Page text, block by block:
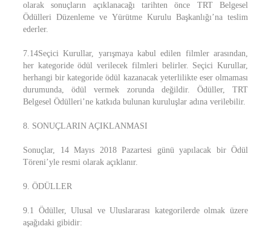
olarak sonuçların açıklanacağı tarihten önce TRT Belgesel
Ödülleri Düzenleme ve Yürütme Kurulu Başkanlığı’na teslim
ederler.
7.14Seçici Kurullar, yarışmaya kabul edilen filmler arasından,
her kategoride ödül verilecek filmleri belirler. Seçici Kurullar,
herhangi bir kategoride ödül kazanacak yeterlilikte eser olmaması
durumunda, ödül vermek zorunda değildir. Ödüller, TRT
Belgesel Ödülleri’ne katkıda bulunan kuruluşlar adına verilebilir.
8. SONUÇLARIN AÇIKLANMASI
Sonuçlar, 14 Mayıs 2018 Pazartesi günü yapılacak bir Ödül
Töreni’yle resmi olarak açıklanır.
9. ÖDÜLLER
9.1 Ödüller, Ulusal ve Uluslararası kategorilerde olmak üzere
aşağıdaki gibidir: